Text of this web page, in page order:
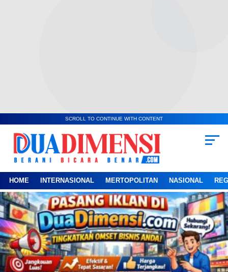
SCROLL TO CONTINUE WITH CONTENT
HOME INTERNASIONAL MERTOPOLITAN NASIONAL